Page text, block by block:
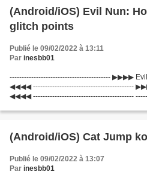
(Android/iOS) Evil Nun:
glitch points
Publié le 09/02/2022 à 13:11
Par inesbb01
------------------------------------------ ▶▶▶▶
◀◀◀◀ ------------------------------------------
◀◀◀◀ ------------------------------------------
(Android/iOS) Cat Jump
Publié le 09/02/2022 à 13:07
Par inesbb01